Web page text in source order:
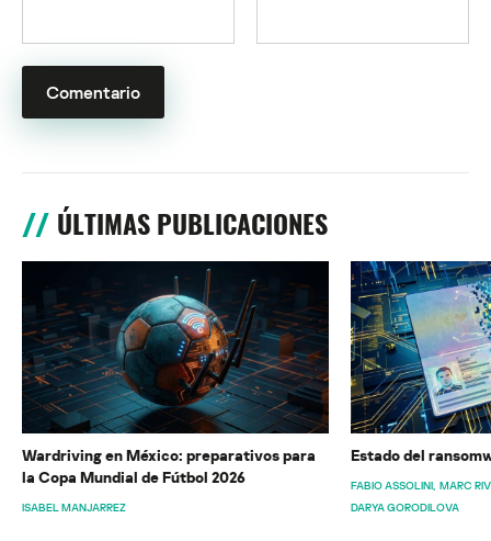
ÚLTIMAS PUBLICACIONES
Wardriving en México: preparativos para
la Copa Mundial de Fútbol 2026
ISABEL MANJARREZ
Estado del
FABIO ASSOLINI MARC
DARYA GORODILOVA